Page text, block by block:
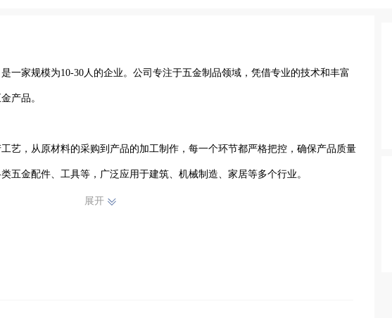
一家规模为10-30人的企业。公司专注于五金制品领域，凭借专业的技术和丰富
产品。
艺，从原材料的采购到产品的加工制作，每一个环节都严格把控，确保产品质量
五金配件、工具等，广泛应用于建筑、机械制造、家居等多个行业。
展开